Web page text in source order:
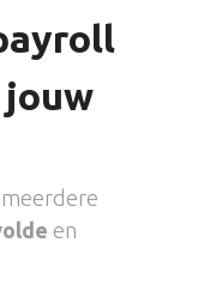
en